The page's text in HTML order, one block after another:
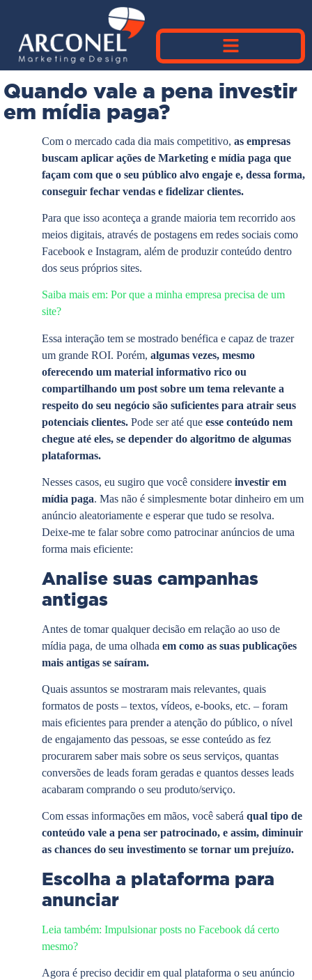
Quando vale a pena investir
em mídia paga?
Com o mercado cada dia mais competitivo, as empresas
buscam aplicar ações de Marketing e mídia paga que
façam com que o seu público alvo engaje e, dessa forma,
conseguir fechar vendas e fidelizar clientes.
Para que isso aconteça a grande maioria tem recorrido aos
meios digitais, através de postagens em redes sociais como
Facebook e Instagram, além de produzir conteúdo dentro
dos seus próprios sites.
Saiba mais em: Por que a minha empresa precisa de um
site?
Essa interação tem se mostrado benéfica e capaz de trazer
um grande ROI. Porém, algumas vezes, mesmo
oferecendo um material informativo rico ou
compartilhando um post sobre um tema relevante a
respeito do seu negócio são suficientes para atrair seus
potenciais clientes. Pode ser até que esse conteúdo nem
chegue até eles, se depender do algoritmo de algumas
plataformas.
Nesses casos, eu sugiro que você considere investir em
mídia paga. Mas não é simplesmente botar dinheiro em um
anúncio aleatoriamente e esperar que tudo se resolva.
Deixe-me te falar sobre como patrocinar anúncios de uma
forma mais eficiente:
Analise suas campanhas
antigas
Antes de tomar qualquer decisão em relação ao uso de
mídia paga, de uma olhada em como as suas publicações
mais antigas se saíram.
Quais assuntos se mostraram mais relevantes, quais
formatos de posts – textos, vídeos, e-books, etc. – foram
mais eficientes para prender a atenção do público, o nível
de engajamento das pessoas, se esse conteúdo as fez
procurarem saber mais sobre os seus serviços, quantas
conversões de leads foram geradas e quantos desses leads
acabaram comprando o seu produto/serviço.
Com essas informações em mãos, você saberá qual tipo de
conteúdo vale a pena ser patrocinado, e assim, diminuir
as chances do seu investimento se tornar um prejuízo.
Escolha a plataforma para
anunciar
Leia também: Impulsionar posts no Facebook dá certo
mesmo?
Agora é preciso decidir em qual plataforma o seu anúncio